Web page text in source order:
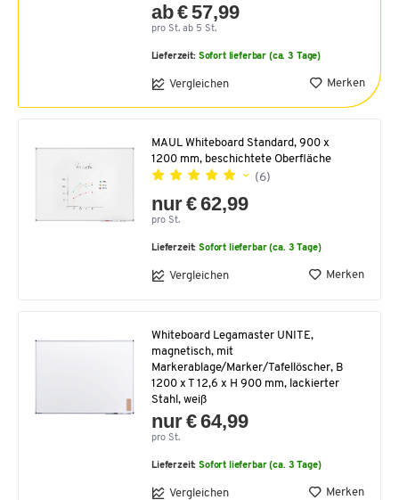
ab € 57,99
pro St. ab 5 St.
Lieferzeit: Sofort lieferbar (ca. 3 Tage)
Vergleichen Merken
MAUL Whiteboard Standard, 900 x
1200 mm, beschichtete Oberfläche
(6)
nur € 62,99
pro St.
Lieferzeit:Sofort lieferbar (ca. 3 Tage)
Vergleichen Merken
Whiteboard Legamaster UNITE,
magnetisch, mit
Markerablage/Marker/Tafellöscher, B
1200 x T 12,6 x H 900 mm, lackierter
Stahl, weiß
nur € 64,99
pro St.
Lieferzeit:Sofort lieferbar (ca. 3 Tage)
Vergleichen Merken